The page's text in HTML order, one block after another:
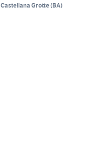
Castellana Grotte(BA)